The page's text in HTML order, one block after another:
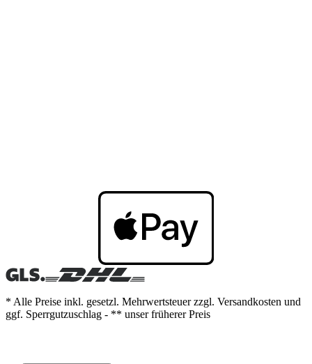
* Alle Preise inkl. gesetzl. Mehrwertsteuer zzgl. Versandkosten und
ggf. Sperrgutzuschlag - ** unser früherer Preis